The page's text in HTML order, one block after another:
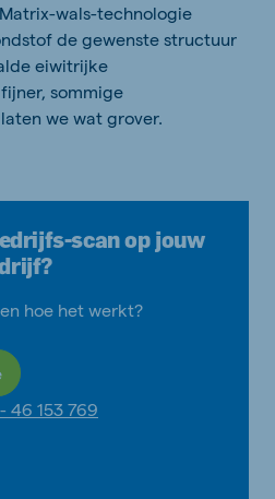
wals-technologie
de gewenste structuur
eiwitrijke
sommige
we wat grover.
scan op jouw
hoe het werkt?
46 153 769